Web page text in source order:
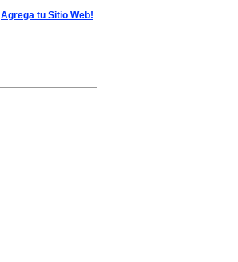
Agrega tu Sitio Web!